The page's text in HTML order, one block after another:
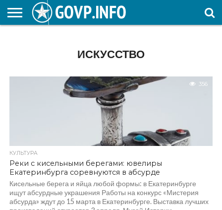
ИСКУССТВО
356
КУЛЬТУРА
Реки с кисельными берегами: ювелиры
Екатеринбурга соревнуются в абсурде
Кисельные берега и яйца любой формы: в Екатеринбурге
ищут абсурдные украшения Работы на конкурс «Мистерия
абсурда» ждут до 15 марта в Екатеринбурге. Выставка лучших